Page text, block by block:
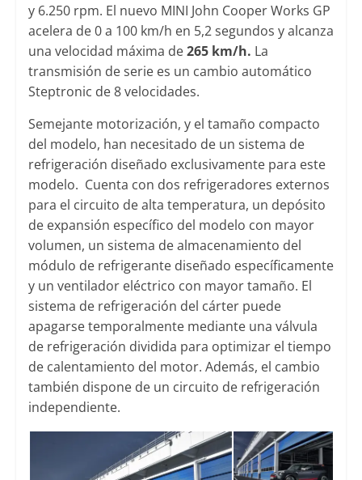
y 6.250 rpm. El nuevo MINI John Cooper Works GP
acelera de 0 a 100 km/h en 5,2 segundos y alcanza
una velocidad máxima de265 km/h. La
transmisión de serie es un cambio automático
Steptronic de 8 velocidades.
Semejante motorización, y el tamaño compacto
del modelo, han necesitado de un sistema de
refrigeración diseñado exclusivamente para este
modelo. Cuenta con dos refrigeradores externos
para el circuito de alta temperatura, un depósito
de expansión específico del modelo con mayor
volumen, un sistema de almacenamiento del
módulo de refrigerante diseñado específicamente
y un ventilador eléctrico con mayor tamaño. El
sistema de refrigeración del cárter puede
apagarse temporalmente mediante una válvula
de refrigeración dividida para optimizar el tiempo
de calentamiento del motor. Además, el cambio
también dispone de un circuito de refrigeración
independiente.